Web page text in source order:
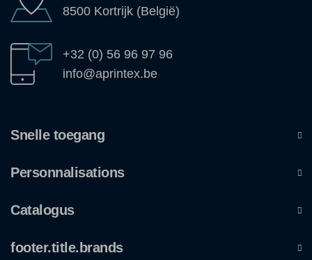
8500 Kortrijk (België)
+32 (0) 56 96 97 96
info@aprintex.be
Snelle toegang
Personnalisations
Catalogus
footer.title.brands